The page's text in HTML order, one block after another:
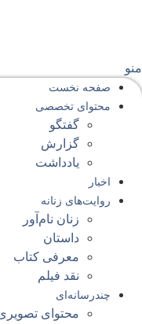
صفحه‌ نخست
محتوای‌ تخصصی
گفتگو
گزارش
یادداشت
اخبار
روایت‌های زنانه
زنان نام‌آور
داستان
معرفی کتاب
نقد فیلم
چندرسانه‌ای
محتوای تصویری